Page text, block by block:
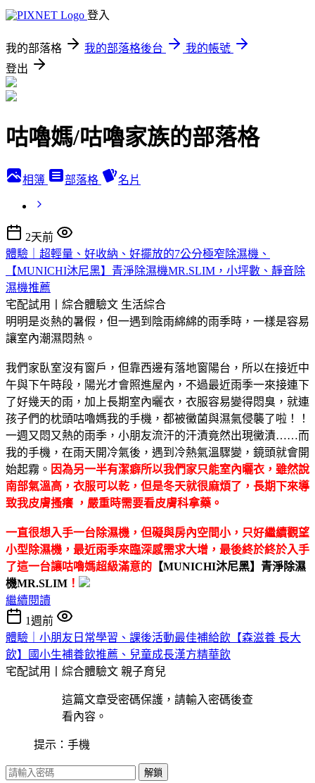
登入
我的部落格 我的部落格後台
我的帳號
登出
咕嚕媽/咕嚕家族的部落格
相簿 部落格 名片
2天前
體驗｜超輕量、好收納、好擺放的7公分極窄除濕機、
【MUNICHI沐尼黑】青淨除濕機MR.SLIM，小坪數、靜音除
濕機推薦
宅配試用丨綜合體驗文 生活綜合
明明是炎熱的暑假，但一遇到陰雨綿綿的雨季時，一樣是容易
讓室內潮濕悶熱。
我們家臥室沒有窗戶，但靠西邊有落地窗陽台，所以在接近中
午與下午時段，陽光才會照進屋內，不過最近雨季一來接連下
了好幾天的雨，加上長期室內曬衣，衣服容易變得悶臭，就連
孩子們的枕頭咕嚕媽我的手機，都被黴菌與濕氣侵襲了啦！！
一週又悶又熱的雨季，小朋友流汗的汗漬竟然出現黴漬……而
我的手機，在雨天開冷氣後，遇到冷熱氣溫驟變，鏡頭就會開
始起霧。 因為另一半有潔癖所以我們家只能室內曬衣，雖然說
南部氣溫高，衣服可以乾，但是冬天就很麻煩了，長期下來導
致我皮膚搔癢 ，嚴重時需要看皮膚科拿藥。
一直很想入手一台除濕機，但礙與房內空間小，只好繼續觀望
小型除濕機，最近雨季來臨深感需求大增，最後終於終於入手
了這一台讓咕嚕媽超級滿意的 【MUNICHI沐尼黑】青淨除濕
機MR.SLIM ！
繼續閱讀
1週前
體驗｜小朋友日常學習、課後活動最佳補給飲【森滋養 長大
飲】國小生補養飲推薦、兒童成長漢方精華飲
宅配試用丨綜合體驗文 親子育兒
這篇文章受密碼保護，請輸入密碼後查
看內容。
提示：手機
解鎖